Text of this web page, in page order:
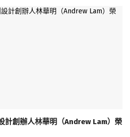
計創辦人林華明（Andrew Lam）榮